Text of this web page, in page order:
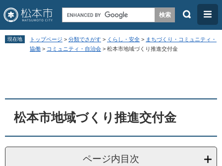
ペ
す
。
メ
し
て
検
メ
ニ
ュ
現在地 トップページ > 分類でさがす > くらし・安全 > まちづくり・コミュニティ・
協働 > コミュニティ・自治会 > 松本市地域づくり推進交付金
松本市地域づくり推進交付金
ページ内目次